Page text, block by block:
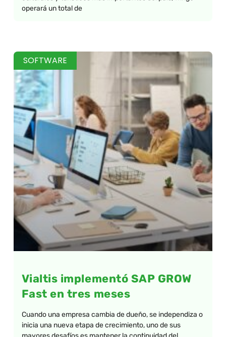
operará un total de
SOFTWARE
Vialtis implementó SAP GROW
Fast en tres meses
Cuando una empresa cambia de dueño, se independiza o
inicia una nueva etapa de crecimiento, uno de sus